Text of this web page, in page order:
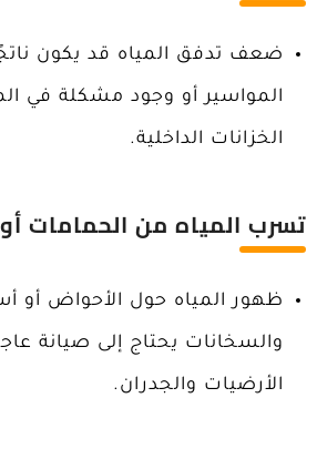
ضعف تدفق المياه قد يكون
المواسير أو وجود مشكلة في
الخزانات الداخلية.
تسرب المياه من الحمامات
ظهور المياه حول الأحواض أو
والسخانات يحتاج إلى صيانة
الأرضيات والجدران.